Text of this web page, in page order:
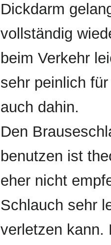
Dickdarm
vollständig
beim Verkehr
sehr peinlich
auch dahin.
Den
benutzen ist
eher nicht
Schlauch sehr
verletzen kann.